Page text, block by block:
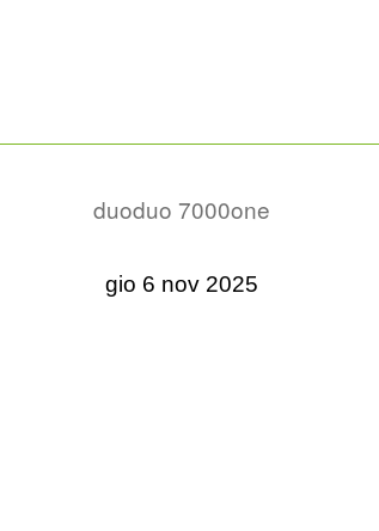
duoduo 7000one
gio 6 nov 2025